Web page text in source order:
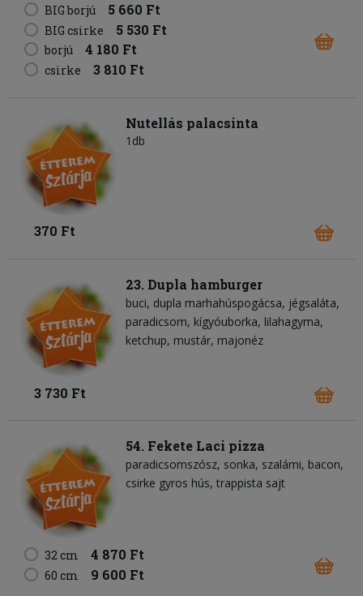
BIG borjú 5 660 Ft
BIG csirke 5 530 Ft
borjú 4 180 Ft
csirke 3 810 Ft
Nutellás palacsinta
1db
370 Ft
23. Dupla hamburger
buci dupla marhahúspogácsa jégsaláta
paradicsom kígyóuborka lilahagyma
ketchup mustár majonéz
3 730 Ft
54. Fekete Laci pizza
paradicsomszósz sonka szalámi bacon
csirke gyros hús trappista sajt
32 cm 4 870 Ft
60 cm 9 600 Ft